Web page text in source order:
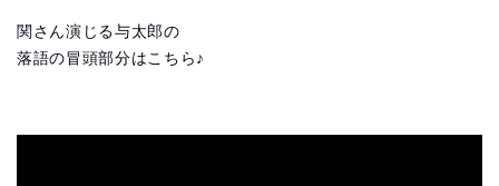
関さん演じる与太郎の
落語の冒頭部分はこちら♪